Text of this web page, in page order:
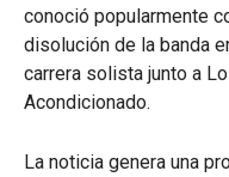
conoció popularmente
disolución de la banda
carrera solista junto a
Acondicionado.
La noticia genera una